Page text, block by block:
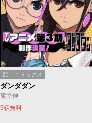
話 コミックス
ダンダダン
龍幸伸
9話無料